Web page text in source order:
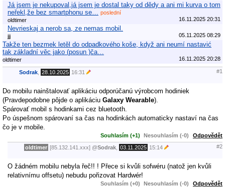
Já jsem je nekupoval,já jsem je dostal taky od dědy a ani mi kurva o tom
neřekl,že bez smartphonu se…
poslední
oldtimer
16.11.2025 20:31
Nevrieskaj a nerob sa, ze nemas mobil.
jjj 05.11.2025 08:29
Takže ten bezmek letěl do odpadkového koše, když ani neumí nastavić
tak základní věc jako (posun )ča…
oldtimer 16.11.2025 20:28
Sodrak 28.10.2025 16:31 #1
Do mobilu nainštalovať aplikáciu odporúčanú výrobcom hodiniek
(Pravdepodobne pôjde o aplikáciu Galaxy Wearable).
Spárovať mobil s hodinkami cez bluetooth.
Po úspešnom spárovaní sa čas na hodinkách automaticky nastaví na čas
čo je v mobile.
Souhlasím (+1) Nesouhlasím (-0) Odpovědět
oldtimer [85.132.141.xxx] @Sodrak 03.11.2025 15:14 #2
O žádném mobilu nebyla řeč!! ! Přece si kvůli sofwéru (natož jen kvůli
relativnímu offsetu) nebudu pořizovat Hardwér!
Souhlasím (+0) Nesouhlasím (-0) Odpovědět